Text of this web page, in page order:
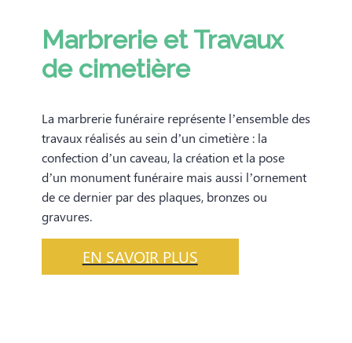
Marbrerie et Travaux
de cimetière
La marbrerie funéraire représente l’ensemble des
travaux réalisés au sein d’un cimetière : la
confection d’un caveau, la création et la pose
d’un monument funéraire mais aussi l’ornement
de ce dernier par des plaques, bronzes ou
gravures.
EN SAVOIR PLUS